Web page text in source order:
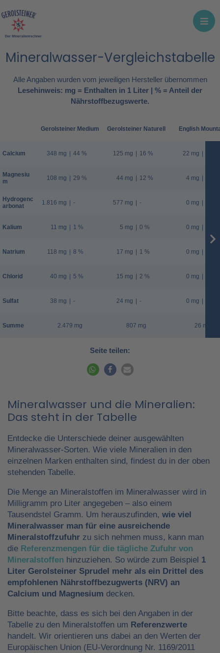
Der Mineralienrechner
Mineralwasser-Vergleichstabelle
Alle Angaben wurden vom jeweiligen Hersteller übernommen
Lesehinweis: mg = Enthalten in 1 Liter | % = Anteil der
Nährstoffbezugswerte.
Calcium
Magnesiu
m
Hydrogenc
arbonat
Kalium
Natrium
Chlorid
Sulfat
Summe
Gerolsteiner Medium
348 mg | 44 %
108 mg | 29 %
1.816 mg | -
11 mg | 1 %
118 mg | 8 %
40 mg | 5 %
38 mg | -
2.479 mg
Gerolsteiner Naturell
125 mg | 16 %
44 mg | 12 %
577 mg | -
5 mg | 0 %
17 mg | 1 %
15 mg | 2 %
24 mg | -
807 mg
English
22 mg |
4 mg |
0 mg |
0 mg |
0 mg |
0 mg |
0 mg |
26 mg
Seite teilen:
Mineralwasser und die Mineralien:
Das steht in der Tabelle
Entdecke die Unterschiede deiner ausgewählten
Mineralwasser-Sorten. Wie viele Mineralien in den
einzelnen Marken enthalten sind, findest du in der oben
stehenden Tabelle.
Die Menge an Mineralstoffen im Mineralwasser wird in
Milligramm pro Liter angegeben – also einem
Tausendstel Gramm. Um herauszufinden, wie viel
Mineralwasser man für eine ausreichende
Mineralstoffzufuhr zu sich nehmen muss, kann man
die Referenzmengen für die tägliche Zufuhr von
Mineralstoffen hinzuziehen. So würde zum Beispiel 1
Liter Gerolsteiner Sprudel mehr als ein Drittel des
empfohlenen Nährstoffbezugwerts (NRV) an
Calcium und Magnesium decken.
Bitte beachte, dass es sich bei den Angaben in der
Tabelle zu den Mineralstoffen um Referenzwerte
handelt. Wir orientieren uns dabei an den Werten der
Europäischen Union (EU-Verordnung Nr. 1169/2011